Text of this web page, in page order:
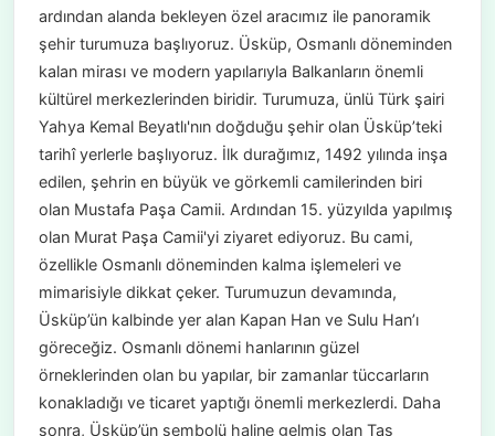
ardından alanda bekleyen özel aracımız ile panoramik
şehir turumuza başlıyoruz. Üsküp, Osmanlı döneminden
kalan mirası ve modern yapılarıyla Balkanların önemli
kültürel merkezlerinden biridir. Turumuza, ünlü Türk şairi
Yahya Kemal Beyatlı'nın doğduğu şehir olan Üsküp’teki
tarihî yerlerle başlıyoruz. İlk durağımız, 1492 yılında inşa
edilen, şehrin en büyük ve görkemli camilerinden biri
olan Mustafa Paşa Camii. Ardından 15. yüzyılda yapılmış
olan Murat Paşa Camii'yi ziyaret ediyoruz. Bu cami,
özellikle Osmanlı döneminden kalma işlemeleri ve
mimarisiyle dikkat çeker. Turumuzun devamında,
Üsküp’ün kalbinde yer alan Kapan Han ve Sulu Han’ı
göreceğiz. Osmanlı dönemi hanlarının güzel
örneklerinden olan bu yapılar, bir zamanlar tüccarların
konakladığı ve ticaret yaptığı önemli merkezlerdi. Daha
sonra, Üsküp’ün sembolü haline gelmiş olan Taş